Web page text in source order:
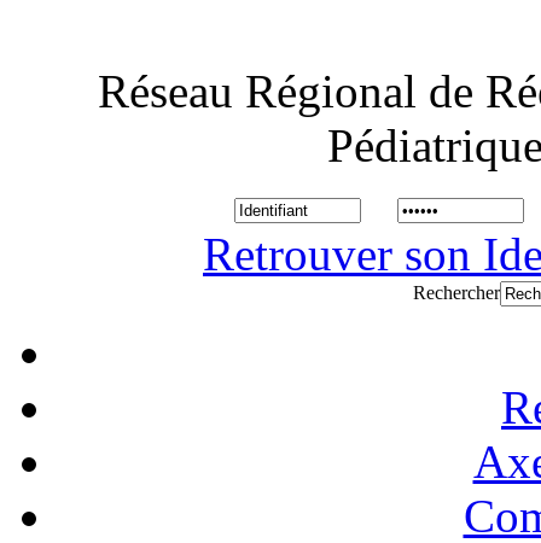
Réseau Régional de
Retrouver son
Rechercher